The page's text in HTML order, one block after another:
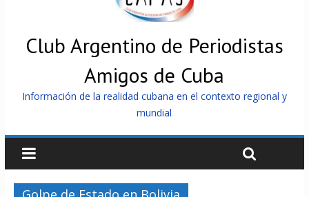
cooperación militar con Rusia y China
Brutal represión contra los que marchan para que no se
venda la patria
Club Argentino de Periodistas
Amigos de Cuba
Información de la realidad cubana en el contexto regional y
mundial